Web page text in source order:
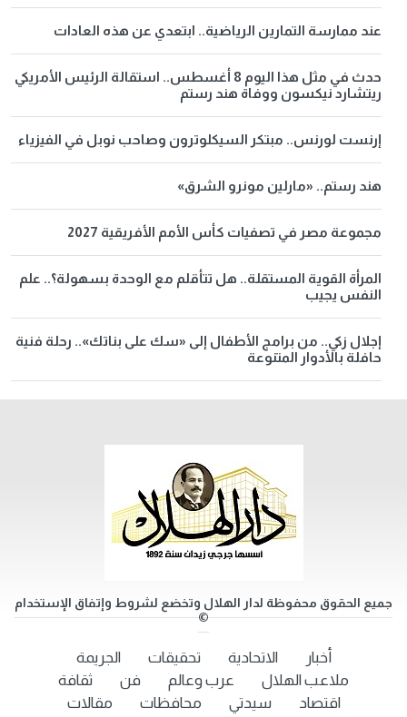
عند ممارسة التمارين الرياضية.. ابتعدي عن هذه العادات
حدث في مثل هذا اليوم 8 أغسطس.. استقالة الرئيس الأمريكي
ريتشارد نيكسون ووفاة هند رستم
إرنست لورنس.. مبتكر السيكلوترون وصاحب نوبل في الفيزياء
هند رستم.. «مارلين مونرو الشرق»
مجموعة مصر في تصفيات كأس الأمم الأفريقية 2027
المرأة القوية المستقلة.. هل تتأقلم مع الوحدة بسهولة؟.. علم
النفس يجيب
إجلال زكي.. من برامج الأطفال إلى «سك على بناتك».. رحلة فنية
حافلة بالأدوار المتنوعة
جميع الحقوق محفوظة لدار الهلال وتخضع لشروط وإتفاق الإستخدام
©
أخبار الاتحادية تحقيقات
الجريمة
ملاعب الهلال
عرب وعالم فن
ثقافة
اقتصاد
سيدتي محافظات
مقالات